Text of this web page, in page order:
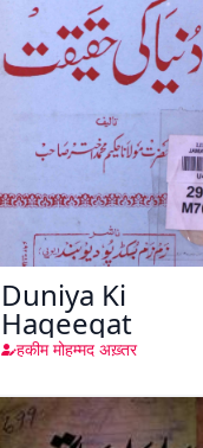
Duniya Ki
Haqeeqat
हकीम मोहम्मद अख़्तर